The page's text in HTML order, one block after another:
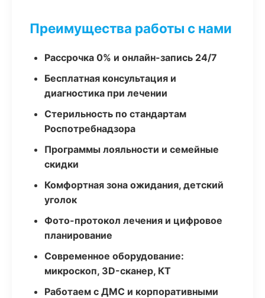
Преимущества работы с нами
Рассрочка 0% и онлайн-запись 24/7
Бесплатная консультация и
диагностика при лечении
Стерильность по стандартам
Роспотребнадзора
Программы лояльности и семейные
скидки
Комфортная зона ожидания, детский
уголок
Фото-протокол лечения и цифровое
планирование
Современное оборудование:
микроскоп, 3D-сканер, КТ
Работаем с ДМС и корпоративными